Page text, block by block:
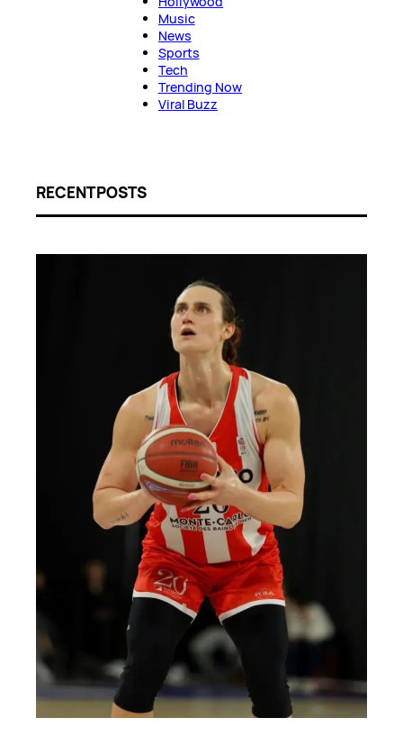
Music
News
Sports
Tech
Trending Now
Viral Buzz
RECENT POSTS